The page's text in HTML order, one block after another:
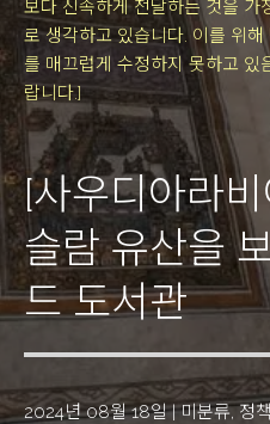
보다 신속하게 전달하는 것을 가
로 생각하고 있습니다. 이를 위해
를 매끄럽게 수정하지 못하고 있
랍니다.]
[사우디아라
슬람 유산을
드 도서관
2024년 08월 18일|미분류,정책